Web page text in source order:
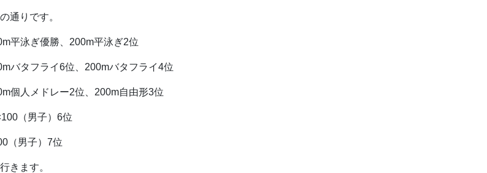
通りです。
平泳ぎ優勝、200m平泳ぎ2位
バタフライ6位、200mバタフライ4位
個人メドレー2位、200m自由形3位
（男子）6位
（男子）7位
きます。